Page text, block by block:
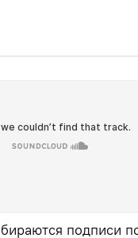
подписи